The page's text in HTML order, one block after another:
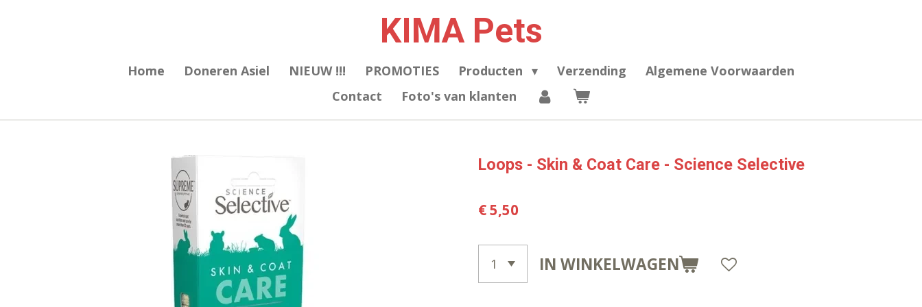
KIMA Pets
Home Doneren Asiel NIEUW !!! PROMOTIES Producten Verzending
Algemene Voorwaarden
Contact
Foto's van klanten
Loops - Skin & Coat Care - Science Selective
€ 5,50
IN WINKELWAGEN